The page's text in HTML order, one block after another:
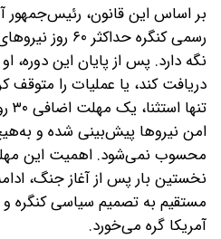
بر اساس این قانون، رئیس‌جمهور
رسمی کنگره
نگه دارد. پس از پایان این دوره، او
دریافت کند، یا عملیات را متوقف
امن نیرو‌ها پیش‌بینی شده و
محسوب نمی‌شود. اهمیت این
نخستین بار پس از آغاز جنگ،
مستقیم به تصمیم سیاسی کنگره
آمریکا گره می‌خورد.